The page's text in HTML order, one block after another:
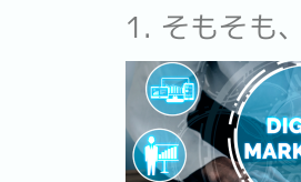
1. そもそも